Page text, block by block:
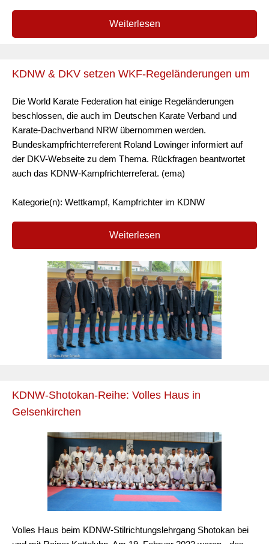
Weiterlesen
KDNW & DKV setzen WKF-Regeländerungen um
Die World Karate Federation hat einige Regeländerungen
beschlossen, die auch im Deutschen Karate Verband und
Karate-Dachverband NRW übernommen werden.
Bundeskampfrichterreferent Roland Lowinger informiert auf
der DKV-Webseite zu dem Thema. Rückfragen beantwortet
auch das KDNW-Kampfrichterreferat. (ema)
Kategorie(n): Wettkampf, Kampfrichter im KDNW
Weiterlesen
KDNW-Shotokan-Reihe: Volles Haus in
Gelsenkirchen
Volles Haus beim KDNW-Stilrichtungslehrgang Shotokan bei